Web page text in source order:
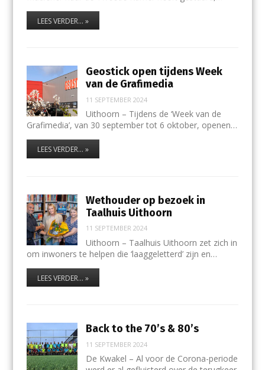
LEES VERDER... »
Geostick open tijdens Week
van de Grafimedia
11 SEPTEMBER 2024
Uithoorn – Tijdens de ‘Week van de
Grafimedia’, van 30 september tot 6 oktober, openen…
LEES VERDER... »
Wethouder op bezoek in
Taalhuis Uithoorn
11 SEPTEMBER 2024
Uithoorn – Taalhuis Uithoorn zet zich in
om inwoners te helpen die ‘laaggeletterd’ zijn en…
LEES VERDER... »
Back to the 70’s & 80’s
11 SEPTEMBER 2024
De Kwakel – Al voor de Corona-periode